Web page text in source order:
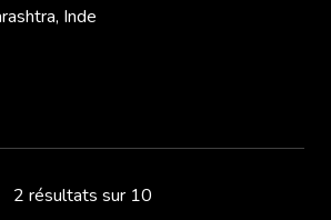
, Inde
2 résultats sur 10